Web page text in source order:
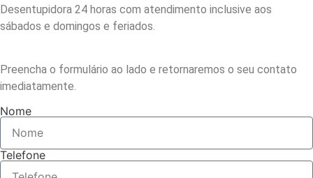
Desentupidora 24 horas com atendimento inclusive aos
sábados e domingos e feriados.
Preencha o formulário ao lado e retornaremos o seu contato
imediatamente.
Nome
Telefone